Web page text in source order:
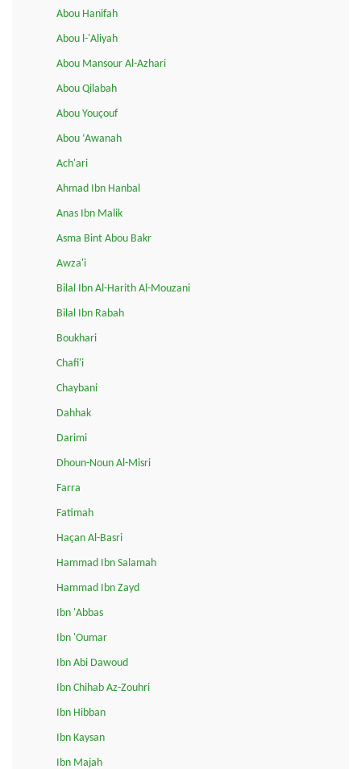
Abou Hanifah
Abou l-'Aliyah
Abou Mansour Al-Azhari
Abou Qilabah
Abou Youçouf
Abou ‘Awanah
Ach'ari
Ahmad Ibn Hanbal
Anas Ibn Malik
Asma Bint Abou Bakr
Awza'i
Bilal Ibn Al-Harith Al-Mouzani
Bilal Ibn Rabah
Boukhari
Chafi'i
Chaybani
Dahhak
Darimi
Dhoun-Noun Al-Misri
Farra
Fatimah
Haçan Al-Basri
Hammad Ibn Salamah
Hammad Ibn Zayd
Ibn 'Abbas
Ibn 'Oumar
Ibn Abi Dawoud
Ibn Chihab Az-Zouhri
Ibn Hibban
Ibn Kaysan
Ibn Majah